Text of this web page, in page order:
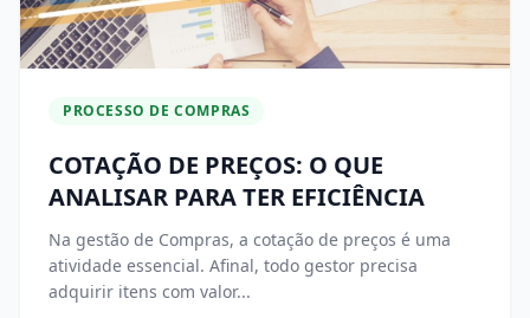
PROCESSO DE COMPRAS
COTAÇÃO DE PREÇOS: O QUE
ANALISAR PARA TER EFICIÊNCIA
Na gestão de Compras, a cotação de preços é uma
atividade essencial. Afinal, todo gestor precisa
adquirir itens com valor...